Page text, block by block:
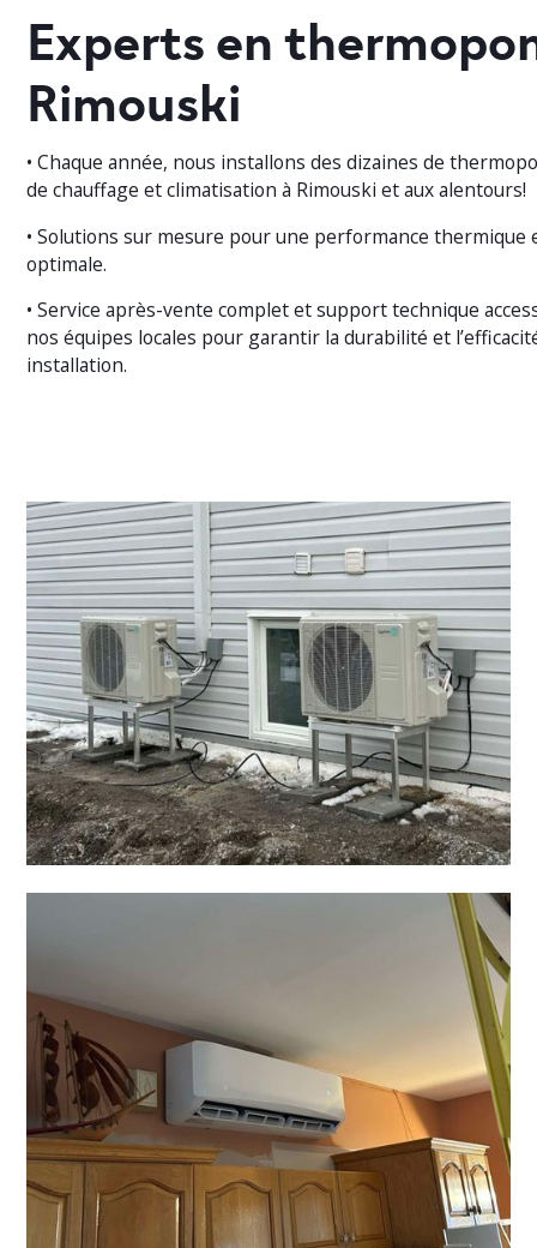
Experts en
Rimouski
• Chaque année, nous installons des dizaines de
de chauffage et climatisation à Rimouski et aux alentours!
• Solutions sur mesure pour une performance
optimale.
• Service après-vente complet et support technique
nos équipes locales pour garantir la durabilité et
installation.